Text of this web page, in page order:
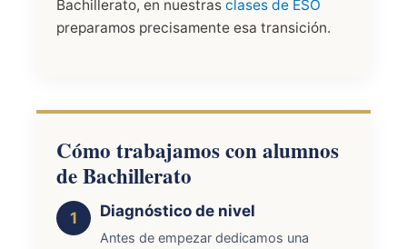
Bachillerato, en nuestras clases de ESO
preparamos precisamente esa transición.
Cómo trabajamos con alumnos
de Bachillerato
Diagnóstico de nivel
Antes de empezar dedicamos una